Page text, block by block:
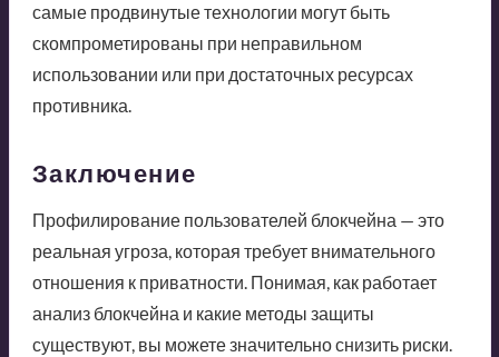
самые продвинутые технологии могут быть
скомпрометированы при неправильном
использовании или при достаточных ресурсах
противника.
Заключение
Профилирование пользователей блокчейна — это
реальная угроза, которая требует внимательного
отношения к приватности. Понимая, как работает
анализ блокчейна и какие методы защиты
существуют, вы можете значительно снизить риски.